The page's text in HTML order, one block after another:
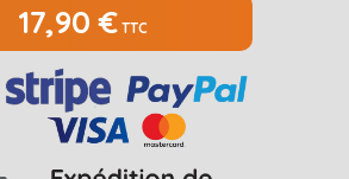
17,90 €TTC